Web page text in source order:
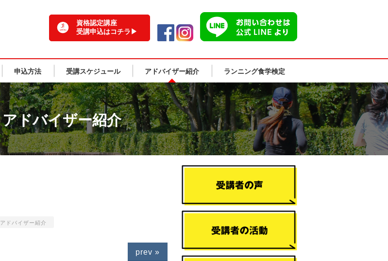
資格認定講座
受講申込はコチラ▶
申込方法 受講スケジュール アドバイザー紹介 ランニング食学検定
アドバイザー紹介
アドバイザー紹介
prev »